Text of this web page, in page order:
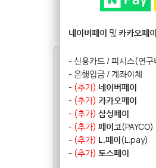
고객센
운영시간 :오전 10~12시
(주말 / 공휴일
※ 쇼룸 방문을 계획하시는
일정을 문의주시기 바랍니
쇼룸위치 :
서울시 송파
네이버페이 및 카카오페이
- 신용카드 / 피시스(연구
- 은행입금 / 계좌이체
- (추가) 네이버페이
- (추가) 카카오페이
- (추가) 삼성페이
- (추가) 페이코(PAYCO)
- (추가) L.페이(L.pay)
- (추가) 토스페이